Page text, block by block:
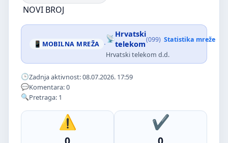
NOVI BROJ
MOBILNA MREŽA ·
Hrvatski
telekom(099) Statistika mreže
Hrvatski telekom d.d.
Zadnja aktivnost: 08.07.2026. 17:59
Komentara: 0
Pretraga: 1